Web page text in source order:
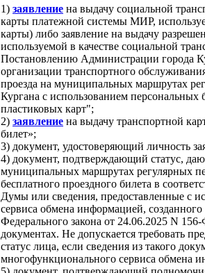
1) заявление на выдачу социальной
карты платежной системы МИР,
карты) либо заявление на выдачу
используемой в качестве социальной
Постановлению Администрации города
организации транспортного
проезда на муниципальных маршрутах
Кургана с использованием
пластиковых карт";
2) заявление на выдачу транспортной
билет»;
3) документ, удостоверяющий личность
4) документ, подтверждающий статус,
муниципальных маршрутах регулярных
бесплатного проездного билета в
Думы или сведения, предоставленные с
сервиса обмена информацией, созданного
Федерального закона от 24.06.2025 N
документах. Не допускается требовать
статус лица, если сведения из такого
многофункционального сервиса обмена